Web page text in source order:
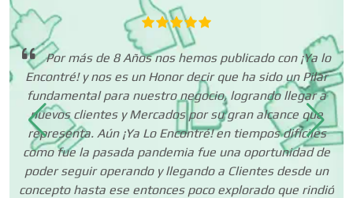
Centros de Nutrición
Centros Turísticos
Cerrajerías
Por más de 8 Años nos hemos publicado con ¡Ya lo
Encontré! y nos es un Honor decir que ha sido un Pilar
fundamental para nuestro negocio, logrando llegar a
nuevos clientes y Mercados por su gran alcance que
representa. Aún ¡Ya Lo Encontré! en tiempos difíciles
como fue la pasada pandemia fue una oportunidad de
poder seguir operando y llegando a Clientes desde un
concepto hasta ese entonces poco explorado que rindió